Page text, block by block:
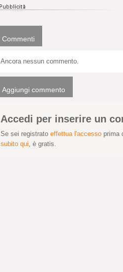
Commenti
Ancora nessun commento.
Aggiungi commento
Accedi per inserire un
Se sei registrato effettua l'accesso prima
subito qui , è gratis.